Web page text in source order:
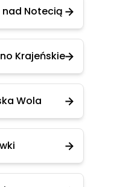
nad Notecią
Krajeńskie
Wola